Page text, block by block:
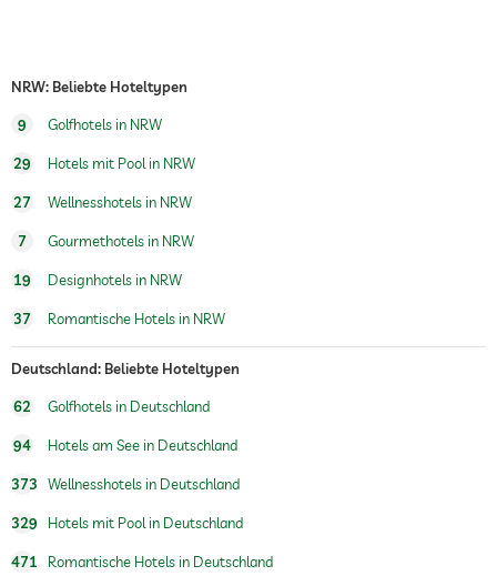
Außenspielplatz
Sauna
Massageangebot
Wellnessmassagen
NRW: Beliebte Hoteltypen
9 Golfhotels in NRW
29 Hotels mit Pool in NRW
27 Wellnesshotels in NRW
7 Gourmethotels in NRW
19 Designhotels in NRW
37 Romantische Hotels in NRW
Deutschland: Beliebte Hoteltypen
62 Golfhotels in Deutschland
94 Hotels am See in Deutschland
373 Wellnesshotels in Deutschland
329 Hotels mit Pool in Deutschland
471 Romantische Hotels in Deutschland